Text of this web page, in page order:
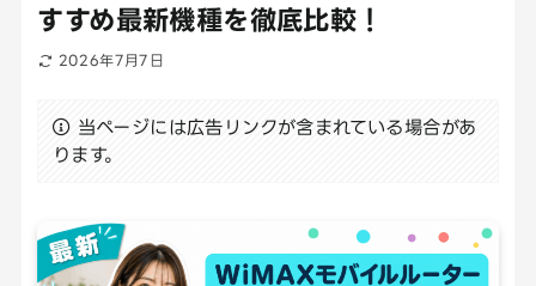
すすめ最新機種を徹底比較！
2026年7月7日
当ページには広告リンクが含まれている場合があ
ります。